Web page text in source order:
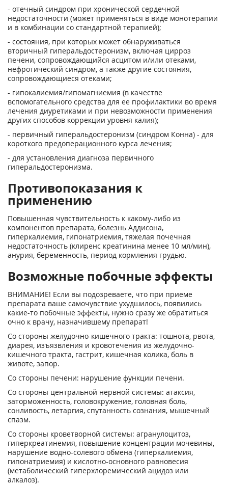
- отечный синдром при хронической сердечной
недостаточности (может применяться в виде монотерапии
и в комбинации со стандартной терапией);
- состояния, при которых может обнаруживаться
вторичный гиперальдостеронизм, включая цирроз
печени, сопровождающийся асцитом и/или отеками,
нефротический синдром, а также другие состояния,
сопровождающиеся отеками;
- гипокалиемия/гипомагниемия (в качестве
вспомогательного средства для ее профилактики во время
лечения диуретиками и при невозможности применения
других способов коррекции уровня калия);
- первичный гиперальдостеронизм (синдром Конна) - для
короткого предоперационного курса лечения;
- для установления диагноза первичного
гиперальдостеронизма.
Противопоказания к
применению
Повышенная чувствительность к какому-либо из
компонентов препарата, болезнь Аддисона,
гиперкалиемия, гипонатриемия, тяжелая почечная
недостаточность (клиренс креатинина менее 10 мл/мин),
анурия, беременность, период кормления грудью.
Возможные побочные эффекты
ВНИМАНИЕ! Если вы подозреваете, что при приеме
препарата ваше самочувствие ухудшилось, появились
какие-то побочные эффекты, нужно сразу же обратиться
очно к врачу, назначившему препарат!
Со стороны желудочно-кишечного тракта: тошнота, рвота,
диарея, изъязвления и кровотечения из желудочно-
кишечного тракта, гастрит, кишечная колика, боль в
животе, запор.
Со стороны печени: нарушение функции печени.
Со стороны центральной нервной системы: атаксия,
заторможенность, головокружение, головная боль,
сонливость, летаргия, спутанность сознания, мышечный
спазм.
Со стороны кроветворной системы: агранулоцитоз,
гиперкреатинемия, повышение концентрации мочевины,
нарушение водно-солевого обмена (гиперкалиемия,
гипонатриемия) и кислотно-основного равновесия
(метаболический гиперхлоремический ацидоз или
алкалоз).